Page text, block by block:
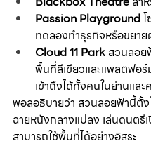
Passion Playground
ทดลองทำธุรกิจหรือขยา
Cloud 11 Park สวนลอย
พื้นที่สีเขียวและแพลตฟอร์
เข้าถึงได้ทั้งคนในย่านแล
พอลอธิบายว่า สวนลอยฟ้านี้ตั้ง
ฉายหนังกลางแปลง เล่นดนต
สามารถใช้พื้นที่ได้อย่างอิสระ